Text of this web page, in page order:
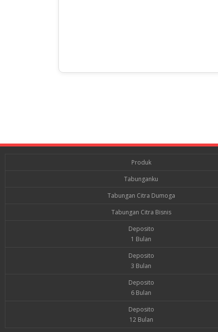
Produk
Tabunganku
Tabungan Citra Dumoga
Tabungan Citra Bisnis
Deposito
1 Bulan
Deposito
3 Bulan
Deposito
6 Bulan
Deposito
12 Bulan